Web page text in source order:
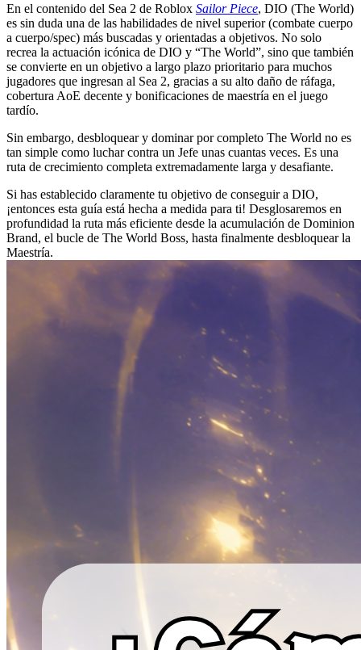
En el contenido del Sea 2 de Roblox Sailor Piece, DIO (The World)
es sin duda una de las habilidades de nivel superior (combate cuerpo
a cuerpo/spec) más buscadas y orientadas a objetivos. No solo
recrea la actuación icónica de DIO y “The World”, sino que también
se convierte en un objetivo a largo plazo prioritario para muchos
jugadores que ingresan al Sea 2, gracias a su alto daño de ráfaga,
cobertura AoE decente y bonificaciones de maestría en el juego
tardío.
Sin embargo, desbloquear y dominar por completo The World no es
tan simple como luchar contra un Jefe unas cuantas veces. Es una
ruta de crecimiento completa extremadamente larga y desafiante.
Si has establecido claramente tu objetivo de conseguir a DIO,
¡entonces esta guía está hecha a medida para ti! Desglosaremos en
profundidad la ruta más eficiente desde la acumulación de Dominion
Brand, el bucle de The World Boss, hasta finalmente desbloquear la
Maestría.